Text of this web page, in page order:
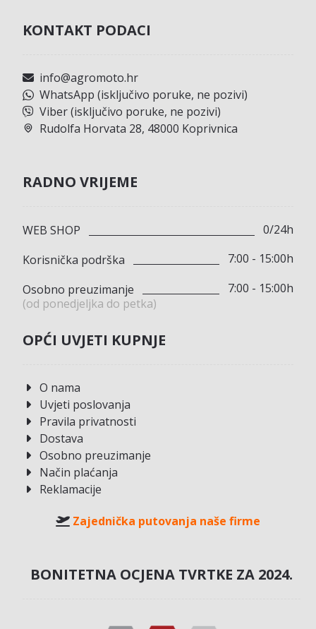
KONTAKT PODACI
info@agromoto.hr
WhatsApp (isključivo poruke, ne pozivi)
Viber (isključivo poruke, ne pozivi)
Rudolfa Horvata 28, 48000 Koprivnica
RADNO VRIJEME
WEB SHOP
0/24h
Korisnička podrška
7:00 - 15:00h
Osobno preuzimanje
(od ponedjeljka do petka)
7:00 - 15:00h
OPĆI UVJETI KUPNJE
O nama
Uvjeti poslovanja
Pravila privatnosti
Dostava
Osobno preuzimanje
Način plaćanja
Reklamacije
Zajednička putovanja naše firme
BONITETNA OCJENA TVRTKE ZA 2024.